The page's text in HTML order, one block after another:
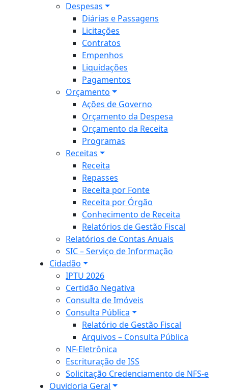
Despesas
Diárias e Passagens
Licitações
Contratos
Empenhos
Liquidações
Pagamentos
Orçamento
Ações de Governo
Orçamento da Despesa
Orçamento da Receita
Programas
Receitas
Receita
Repasses
Receita por Fonte
Receita por Órgão
Conhecimento de Receita
Relatórios de Gestão Fiscal
Relatórios de Contas Anuais
SIC – Serviço de Informação
Cidadão
IPTU 2026
Certidão Negativa
Consulta de Imóveis
Consulta Pública
Relatório de Gestão Fiscal
Arquivos – Consulta Pública
NF-Eletrônica
Escrituração de ISS
Solicitação Credenciamento de NFS-e
Ouvidoria Geral